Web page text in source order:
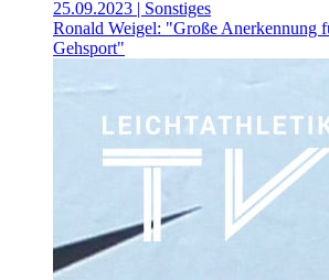
25.09.2023 | Sonstiges
Ronald Weigel: "Große Anerkennung
Gehsport"